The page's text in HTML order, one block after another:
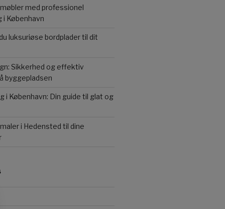
møbler med professionel
i København
luksuriøse bordplader til dit
Sikkerhed og effektiv
byggepladsen
i København: Din guide til glat og
i Hedensted til dine